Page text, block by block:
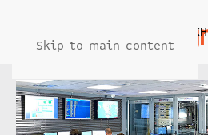
Skip to main content
ΑΡΧΙΚΗ